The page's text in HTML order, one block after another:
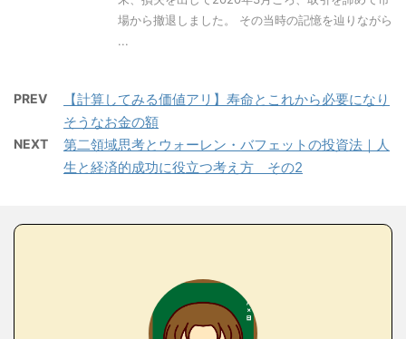
場から撤退しました。 その当時の記憶を辿りながら
...
PREV
【計算してみる価値アリ】寿命とこれから必要になり
そうなお金の額
NEXT
第二領域思考とウォーレン・バフェットの投資法｜人
生と経済的成功に役立つ考え方 その2